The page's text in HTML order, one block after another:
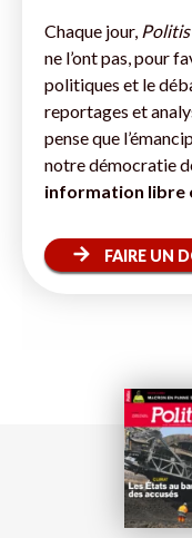
Chaque jour, Politis
ne l’ont pas, pour
politiques et le
reportages et
pense que
notre démocratie
information libre
FAIRE UN